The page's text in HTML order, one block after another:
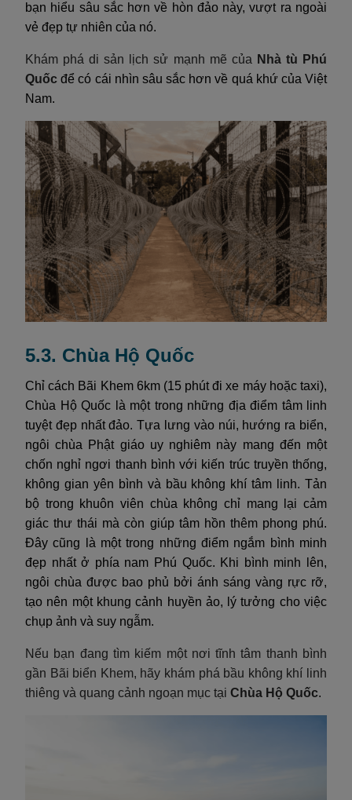
bạn hiểu sâu sắc hơn về hòn đảo này, vượt ra ngoài
vẻ đẹp tự nhiên của nó.
Khám phá di sản lịch sử mạnh mẽ của Nhà tù Phú
Quốcđể có cái nhìn sâu sắc hơn về quá khứ của Việt
Nam.
5.3. Chùa Hộ Quốc
Chỉ cách Bãi Khem 6km (15 phút đi xe máy hoặc taxi),
Chùa Hộ Quốc là một trong những địa điểm tâm linh
tuyệt đẹp nhất đảo. Tựa lưng vào núi, hướng ra biển,
ngôi chùa Phật giáo uy nghiêm này mang đến một
chốn nghỉ ngơi thanh bình với kiến trúc truyền thống,
không gian yên bình và bầu không khí tâm linh. Tản
bộ trong khuôn viên chùa không chỉ mang lại cảm
giác thư thái mà còn giúp tâm hồn thêm phong phú.
Đây cũng là một trong những điểm ngắm bình minh
đẹp nhất ở phía nam Phú Quốc. Khi bình minh lên,
ngôi chùa được bao phủ bởi ánh sáng vàng rực rỡ,
tạo nên một khung cảnh huyền ảo, lý tưởng cho việc
chụp ảnh và suy ngẫm.
Nếu bạn đang tìm kiếm một nơi tĩnh tâm thanh bình
gần Bãi biển Khem, hãy khám phá bầu không khí linh
thiêng và quang cảnh ngoạn mục tại Chùa Hộ Quốc.